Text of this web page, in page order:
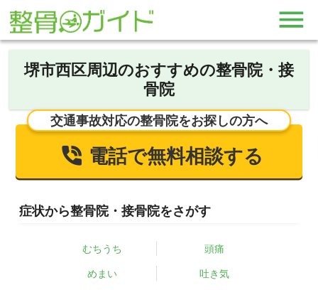
堺市西区周辺のおすすめの整骨院・接
骨院
交通事故対応の整骨院をお探しの方へ
電話で無料相談する
症状から整骨院・接骨院をさがす
むちうち 頭痛
めまい 吐き気